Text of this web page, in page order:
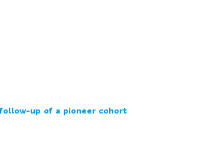
up of a pioneer cohort